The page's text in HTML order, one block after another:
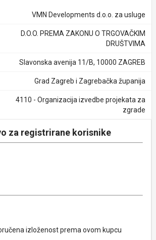
VMN Developments d.o.o. za usluge
D.O.O. PREMA ZAKONU O TRGOVAČKIM
DRUŠTVIMA
Slavonska avenija 11/B, 10000 ZAGREB
Grad Zagreb i Zagrebačka županija
4110 - Organizacija izvedbe projekata za
zgrade
za registrirane korisnike
izloženost prema ovom kupcu